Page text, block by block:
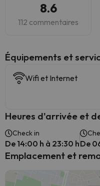
8.6
112 commentaires
​Équipements et
Wifi et Internet
Heures d'arrivée et
Check in
De 14:00 h à 23:30 hDe
Emplacement et